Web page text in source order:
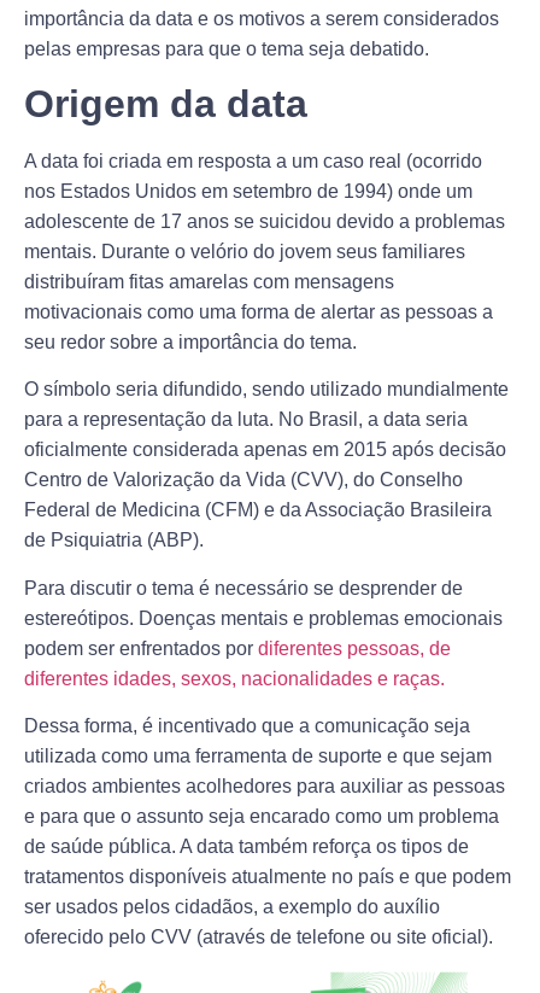
importância da data e os motivos a serem considerados
pelas empresas para que o tema seja debatido.
Origem da data
A data foi criada em resposta a um caso real (ocorrido
nos Estados Unidos em setembro de 1994) onde um
adolescente de 17 anos se suicidou devido a problemas
mentais. Durante o velório do jovem seus familiares
distribuíram fitas amarelas com mensagens
motivacionais como uma forma de alertar as pessoas a
seu redor sobre a importância do tema.
O símbolo seria difundido, sendo utilizado mundialmente
para a representação da luta. No Brasil, a data seria
oficialmente considerada apenas em 2015 após decisão
Centro de Valorização da Vida (CVV), do Conselho
Federal de Medicina (CFM) e da Associação Brasileira
de Psiquiatria (ABP).
Para discutir o tema é necessário se desprender de
estereótipos. Doenças mentais e problemas emocionais
podem ser enfrentados por diferentes pessoas, de
diferentes idades, sexos, nacionalidades e raças.
Dessa forma, é incentivado que a comunicação seja
utilizada como uma ferramenta de suporte e que sejam
criados ambientes acolhedores para auxiliar as pessoas
e para que o assunto seja encarado como um problema
de saúde pública. A data também reforça os tipos de
tratamentos disponíveis atualmente no país e que podem
ser usados pelos cidadãos, a exemplo do auxílio
oferecido pelo CVV (através de telefone ou site oficial).